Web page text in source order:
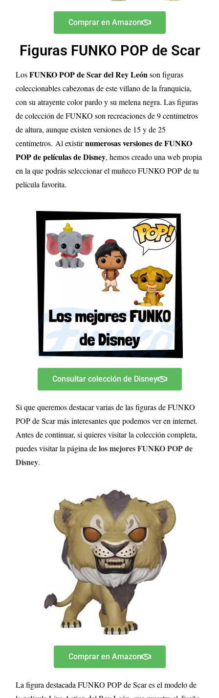
Comprar en Amazon
Figuras FUNKO POP de Scar
LosFUNKO POP de Scar del Rey Leónson figuras
coleccionables cabezonas de este villano de la franquicia,
con su atrayente color pardo y su melena negra. Las figuras
de colección de FUNKO son recreaciones de 9 centímetros
de altura, aunque existen versiones de 15 y de 25
centímetros. Al existirnumerosas versiones de FUNKO
POP de películas de Disney, hemos creado una web propia
en la que podrás seleccionar el muñeco FUNKO POP de tu
película favorita.
Consultar colección de Disney
Si que queremos destacar varias de las figuras de FUNKO
POP de Scar más interesantes que podemos ver en internet.
Antes de continuar, si quieres visitar la colección completa,
puedes visitar la página delos mejores FUNKO POP de
Disney.
Comprar en Amazon
La figura destacada FUNKO POP de Scar es el modelo de